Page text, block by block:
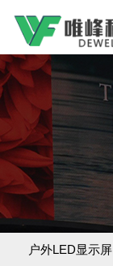
户外LED显示屏